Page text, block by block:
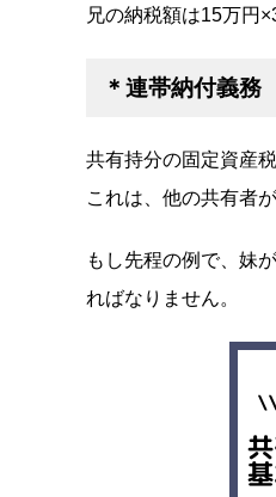
兄の納税額は15万円
＊連帯納付義務
共有持分の固定資産
これは、他の共有者
もし先程の例で、妹
ればなりません。